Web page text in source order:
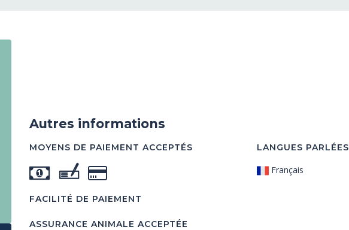
Autres informations
LANGUES PARLÉES
Français
MOYENS DE PAIEMENT ACCEPTÉS
FACILITÉ DE PAIEMENT
ASSURANCE ANIMALE ACCEPTÉE